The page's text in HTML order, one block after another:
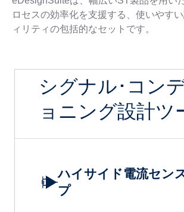
ロセスの効率化を支援する、使いやす
ィリティの包括的なセットです。
シグナル･コン
ョニング設計ツ
ハイサイド電流セン
プ